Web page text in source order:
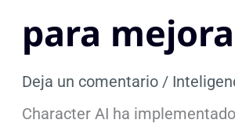
para
Deja un comentario /
Character AI ha